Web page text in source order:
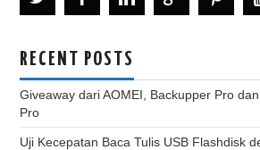
RECENT POSTS
Giveaway dari AOMEI, Backupper Pro
Pro
Uji Kecepatan Baca Tulis USB Flashdisk